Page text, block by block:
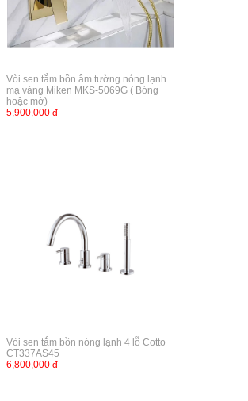
Vòi sen tắm bồn âm tường nóng lạnh
mạ vàng Miken MKS-5069G ( Bóng
hoặc mờ)
5,900,000 đ
Vòi sen tắm bồn nóng lạnh 4 lỗ Cotto
CT337AS45
6,800,000 đ